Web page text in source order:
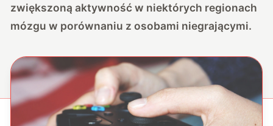
zwiększoną aktywność w niektórych regionach
mózgu w porównaniu z osobami niegrającymi.